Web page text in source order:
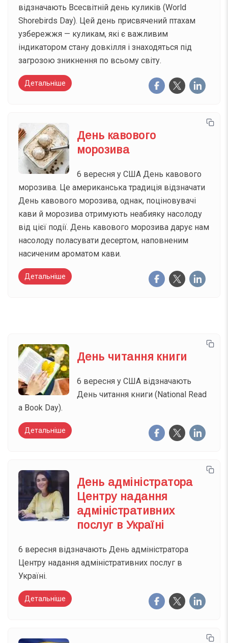
відзначають Всесвітній день куликів (World
Shorebirds Day). Цей день присвячений птахам
узбережжя — куликам, які є важливим
індикатором стану довкілля і знаходяться під
загрозою зникнення по всьому світу.
Детальніше
День кавового
морозива
6 вересня у США День кавового
морозива. Це американська традиція відзначати
День кавового морозива, однак, поціновувачі
кави й морозива отримують неабияку насолоду
від цієї події. День кавового морозива дарує нам
насолоду поласувати десертом, наповненим
насиченим ароматом кави.
Детальніше
День читання книги
6 вересня у США відзначають
День читання книги (National Read
a Book Day).
Детальніше
День адміністратора
Центру надання
адміністративних
послуг в Україні
6 вересня відзначають День адміністратора
Центру надання адміністративних послуг в
Україні.
Детальніше